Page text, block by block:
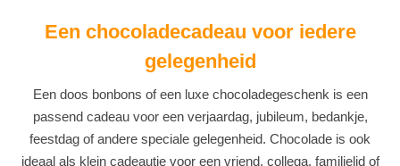
Een chocoladecadeau voor iedere
gelegenheid
Een doos bonbons of een luxe chocoladegeschenk is een
passend cadeau voor een verjaardag, jubileum, bedankje,
feestdag of andere speciale gelegenheid. Chocolade is ook
ideaal als klein cadeautje voor een vriend, collega, familielid of